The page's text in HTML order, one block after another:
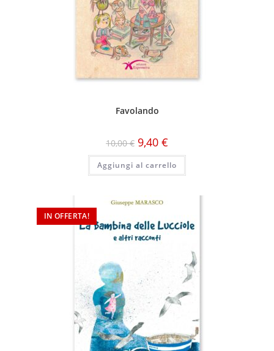
Favolando
10,00€ 9,40 €
Aggiungi al carrello
IN OFFERTA!